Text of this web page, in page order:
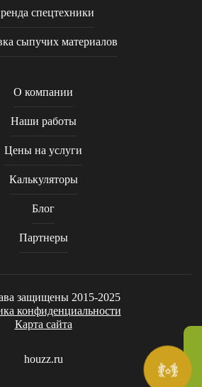
спецтехники
сыпучих материалов
О компании
Наши работы
Цены на услуги
Калькуляторы
Блог
Партнеры
защищены 2015-2025
конфиденциальности
Карта сайта
houzz.ru
ПОЛУЧИТЕ каталог